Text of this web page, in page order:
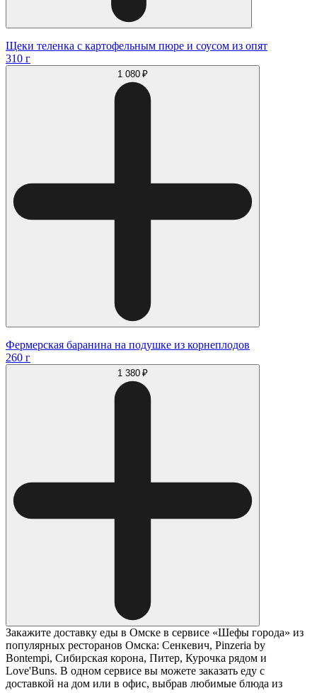
Щеки теленка с картофельным пюре и соусом из опят
310 г
1 080 ₽
Фермерская баранина на подушке из корнеплодов
260 г
1 380 ₽
Закажите доставку еды в Омске в сервисе «Шефы города» из
популярных ресторанов Омска: Сенкевич, Pinzeria by
Bontempi, Сибирская корона, Питер, Курочка рядом и
Love'Buns. В одном сервисе вы можете заказать еду с
доставкой на дом или в офис, выбрав любимые блюда из